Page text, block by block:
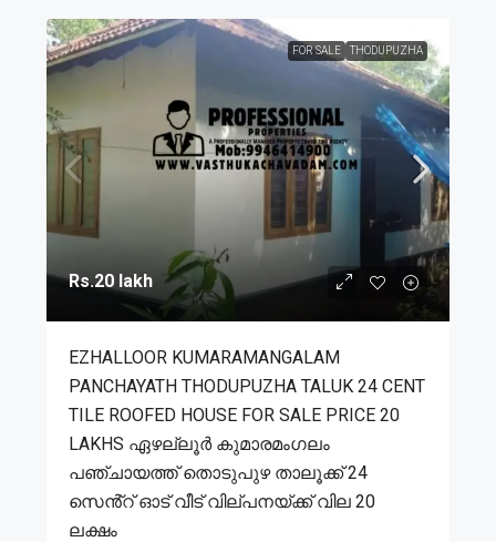
FOR SALE THODUPUZHA
Rs.20 lakh
EZHALLOOR KUMARAMANGALAM
PANCHAYATH THODUPUZHA TALUK 24 CENT
TILE ROOFED HOUSE FOR SALE PRICE 20
LAKHS ഏഴല്ലൂർ കുമാരമംഗലം
പഞ്ചായത്ത് തൊടുപുഴ താലൂക്ക് 24
സെൻ്റ് ഓട് വീട് വില്പനയ്ക്ക് വില 20
ലക്ഷം